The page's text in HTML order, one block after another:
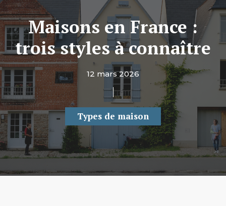
Maisons en France :
trois styles à connaître
12 mars 2026
Types de maison